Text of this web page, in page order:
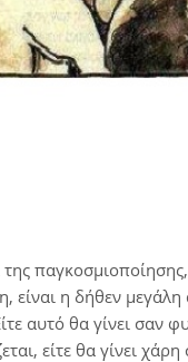
είναι η δήθεν
αυτό θα γίνει σαν
είτε θα γίνει χάρη